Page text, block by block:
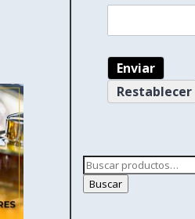
Buscar
por:
Buscar